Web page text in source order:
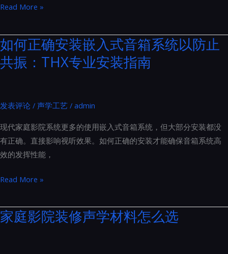
曲：
电
源
线
座
的
全
面
级
THX
范
对
家
院
修
的
要
主
涵
盖
Read More »
如何正确安装嵌入式音箱系统以防止
共振：THX专业安装指南
发表评论 / 声学工艺 / admin
现代家庭影院系统更多的使用嵌入式音箱系统，但大部分安装都没
有正确。直接影响视听效果。如何正确的安装才能确保音箱系统高
效的发挥性能，
如
正
确
Read More »
家庭影院装修声学材料怎么选